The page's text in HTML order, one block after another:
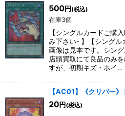
500円 (税込)
在庫3個
【シングルカードご購
み下さい- 】【シングル
画像は見本です。シン
店頭買取にて良品のみ
すが、初期キズ・ホイ…
【AC01】《クリバー》
20円 (税込)